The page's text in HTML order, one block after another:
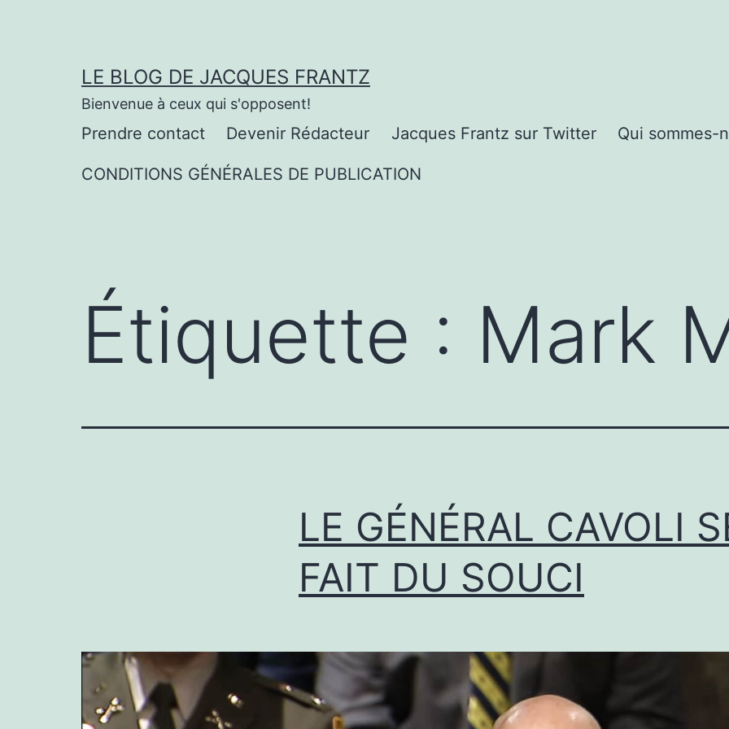
LE BLOG DE JACQUES FRANTZ
Bienvenue à ceux qui s'opposent!
Prendre contact Devenir Rédacteur Jacques Frantz sur Twitter Qui sommes-
CONDITIONS GÉNÉRALES DE PUBLICATION
Étiquette : Mark
LE GÉNÉRAL CAVOLI
FAIT DU SOUCI